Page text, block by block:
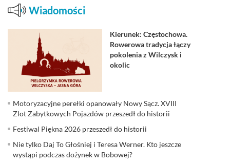
Wiadomości
Kierunek: Częstochowa.
Rowerowa tradycja łączy
pokolenia z Wilczysk i
okolic
Motoryzacyjne perełki opanowały Nowy Sącz. XVIII
Zlot Zabytkowych Pojazdów przeszedł do historii
Festiwal Piękna 2026 przeszedł do historii
Nie tylko Daj To Głośniej i Teresa Werner. Kto jeszcze
wystąpi podczas dożynek w Bobowej?